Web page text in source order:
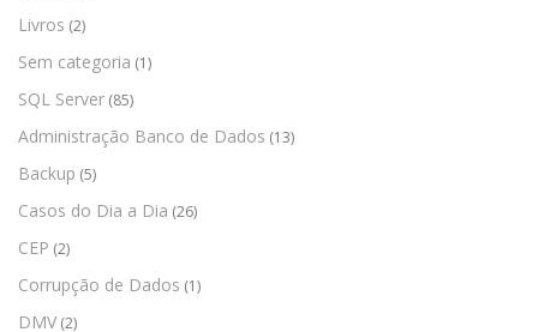
Livros (2)
Sem categoria (1)
SQL Server (85)
Administração Banco de Dados (13)
Backup (5)
Casos do Dia a Dia (26)
CEP (2)
Corrupção de Dados (1)
DMV (2)